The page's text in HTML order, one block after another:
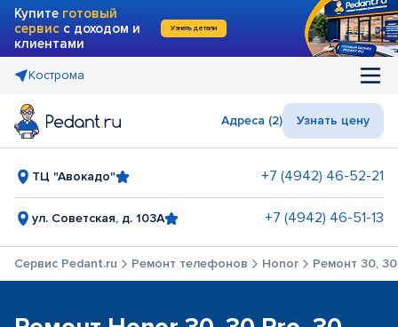
Купите готовый
сервис с доходом и
клиентами
Узнать детали
Кострома
Адреса (2) Узнать цену
ТЦ "Авокадо" +7 (4942) 46-52-21
ул. Советская, д. 103А +7 (4942) 46-51-13
Сервис Pedant.ru Ремонт телефонов Honor Ремонт 30,